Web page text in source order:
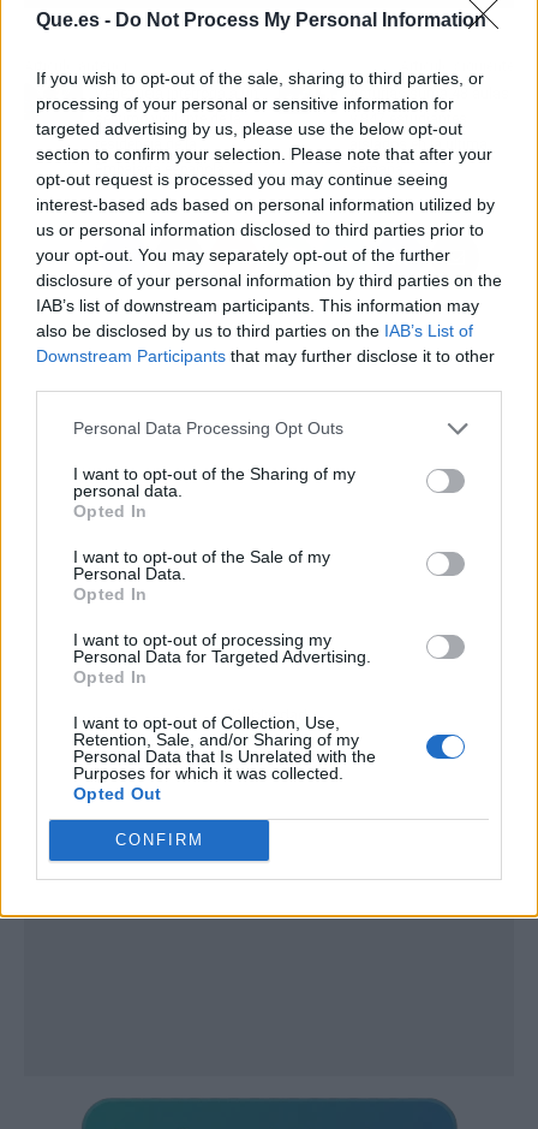
Que.es - Do Not Process My Personal Information
If you wish to opt-out of the sale, sharing to third parties, or
processing of your personal or sensitive information for
targeted advertising by us, please use the below opt-out
section to confirm your selection. Please note that after your
opt-out request is processed you may continue seeing
interest-based ads based on personal information utilized by
us or personal information disclosed to third parties prior to
your opt-out. You may separately opt-out of the further
disclosure of your personal information by third parties on the
IAB’s list of downstream participants. This information may
also be disclosed by us to third parties on the IAB’s List of
Downstream Participants that may further disclose it to other
Personal Data Processing Opt Outs
I want to opt-out of the Sharing of my
personal data.
Opted In
I want to opt-out of the Sale of my
Personal Data.
Opted In
I want to opt-out of processing my
Personal Data for Targeted Advertising.
Opted In
I want to opt-out of Collection, Use,
Retention, Sale, and/or Sharing of my
Personal Data that Is Unrelated with the
Purposes for which it was collected.
Opted Out
CONFIRM
Venezuela interroga a un
séptimo vigilante de la
residencia de la
Embajada española
Asturias suma 48 aulas
y 847 estudiantes
aislados en la última
semana
Publicidad